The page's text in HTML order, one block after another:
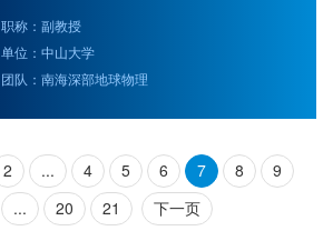
职称：副教授
单位：中山大学
团队：南海深部地球物理
2 ... 4 5 6 7 8
9
... 20 21 下一页